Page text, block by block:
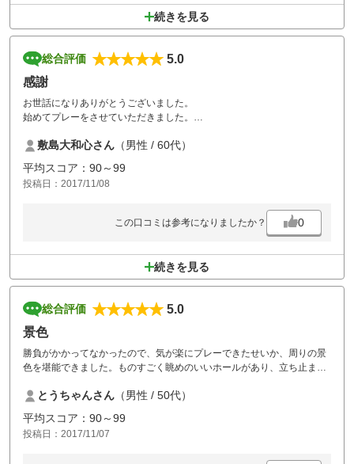
続きを見る
総合評価
5.0
感謝
お世話になりありがとうございました。
始めてプレーをさせていただきました。
楽しい一日を過ごすことができました。
特にグリーンが難しくもう一度同じメンバーで
挑戦しようと語っているところです。
又、よろしくお願いします。
敷島大和心さん （男性 / 60代）
平均スコア：90～99
投稿日：2017/11/08
この口コミは参考になりましたか？ 0
続きを見る
総合評価
5.0
景色
勝負がかかってなかったので、気が楽にプレーできたせいか、周りの景
色を堪能できました。ものすごく眺めのいいホールがあり、立ち止まっ
１７Ｈティーショットを待っていたら、鹿かな家族連れで出てきまし
た。全然逃げない。もしかしたらキョン？
グリーンが速く最高です。
とうちゃんさん （男性 / 50代）
平均スコア：90～99
投稿日：2017/11/07